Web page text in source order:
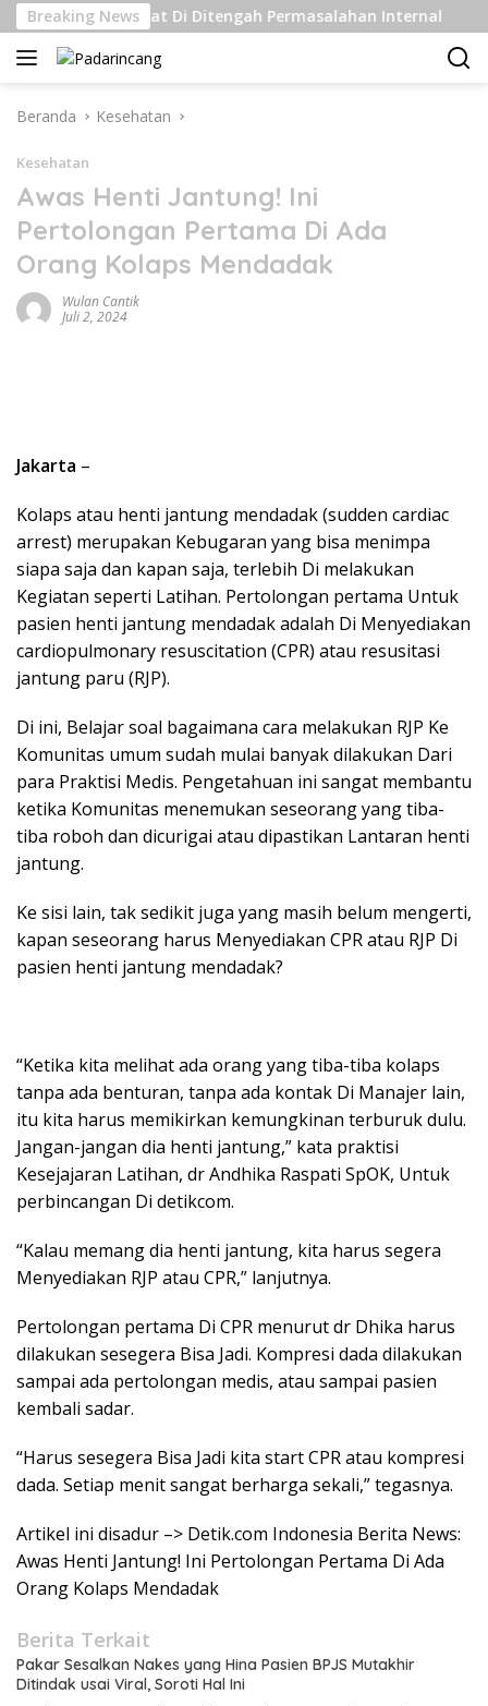
Langsung
ke
konten
Breaking News
Kelas Berat Di Ditengah Permasalahan Internal
Beranda Kesehatan
Kesehatan
Awas Henti Jantung! Ini
Pertolongan Pertama Di Ada
Orang Kolaps Mendadak
Wulan Cantik
Juli 2, 2024
Jakarta –
Kolaps atau henti jantung mendadak (sudden cardiac
arrest) merupakan Kebugaran yang bisa menimpa
siapa saja dan kapan saja, terlebih Di melakukan
Kegiatan seperti Latihan. Pertolongan pertama Untuk
pasien henti jantung mendadak adalah Di Menyediakan
cardiopulmonary resuscitation (CPR) atau resusitasi
jantung paru (RJP).
Di ini, Belajar soal bagaimana cara melakukan RJP Ke
Komunitas umum sudah mulai banyak dilakukan Dari
para Praktisi Medis. Pengetahuan ini sangat membantu
ketika Komunitas menemukan seseorang yang tiba-
tiba roboh dan dicurigai atau dipastikan Lantaran henti
jantung.
Ke sisi lain, tak sedikit juga yang masih belum mengerti,
kapan seseorang harus Menyediakan CPR atau RJP Di
pasien henti jantung mendadak?
“Ketika kita melihat ada orang yang tiba-tiba kolaps
tanpa ada benturan, tanpa ada kontak Di Manajer lain,
itu kita harus memikirkan kemungkinan terburuk dulu.
Jangan-jangan dia henti jantung,” kata praktisi
Kesejajaran Latihan, dr Andhika Raspati SpOK, Untuk
perbincangan Di detikcom.
“Kalau memang dia henti jantung, kita harus segera
Menyediakan RJP atau CPR,” lanjutnya.
Pertolongan pertama Di CPR menurut dr Dhika harus
dilakukan sesegera Bisa Jadi. Kompresi dada dilakukan
sampai ada pertolongan medis, atau sampai pasien
kembali sadar.
“Harus sesegera Bisa Jadi kita start CPR atau kompresi
dada. Setiap menit sangat berharga sekali,” tegasnya.
Artikel ini disadur –> Detik.com Indonesia Berita News:
Awas Henti Jantung! Ini Pertolongan Pertama Di Ada
Orang Kolaps Mendadak
Berita Terkait
Pakar Sesalkan Nakes yang Hina Pasien BPJS Mutakhir
Ditindak usai Viral, Soroti Hal Ini